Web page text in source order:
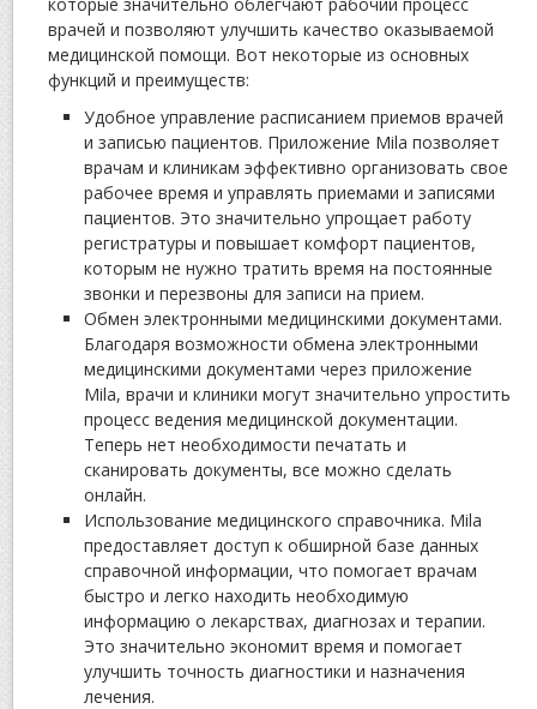
врачей и позволяют улучшить качество оказываемой
медицинской помощи. Вот некоторые из основных
функций и преимуществ:
Удобное управление расписанием приемов врачей
и записью пациентов. Приложение Mila позволяет
врачам и клиникам эффективно организовать свое
рабочее время и управлять приемами и записями
пациентов. Это значительно упрощает работу
регистратуры и повышает комфорт пациентов,
которым не нужно тратить время на постоянные
звонки и перезвоны для записи на прием.
Обмен электронными медицинскими документами.
Благодаря возможности обмена электронными
медицинскими документами через приложение
Mila, врачи и клиники могут значительно упростить
процесс ведения медицинской документации.
Теперь нет необходимости печатать и
сканировать документы, все можно сделать
онлайн.
Использование медицинского справочника. Mila
предоставляет доступ к обширной базе данных
справочной информации, что помогает врачам
быстро и легко находить необходимую
информацию о лекарствах, диагнозах и терапии.
Это значительно экономит время и помогает
улучшить точность диагностики и назначения
лечения.